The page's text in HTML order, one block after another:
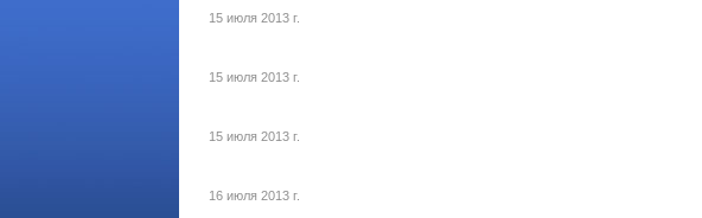
15 июля 2013 г.
15 июля 2013 г.
15 июля 2013 г.
16 июля 2013 г.